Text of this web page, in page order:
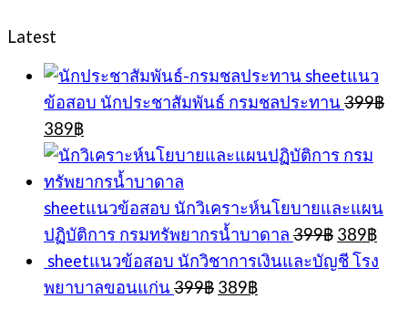
Latest
sheetแนว
ข้อสอบ นักประชาสัมพันธ์ กรมชลประทาน 399฿
Original
price
was:
399฿.
389฿Current
price
is:
389฿.
sheetแนวข้อสอบ นักวิเคราะห์นโยบายและแผน
ปฏิบัติการ กรมทรัพยากรน้ำบาดาล 399฿ Original
price
was:
389฿
is:
sheetแนวข้อสอบ นักวิชาการเงินและบัญชี โรง
พยาบาลขอนแก่น 399฿ Original
389฿Current